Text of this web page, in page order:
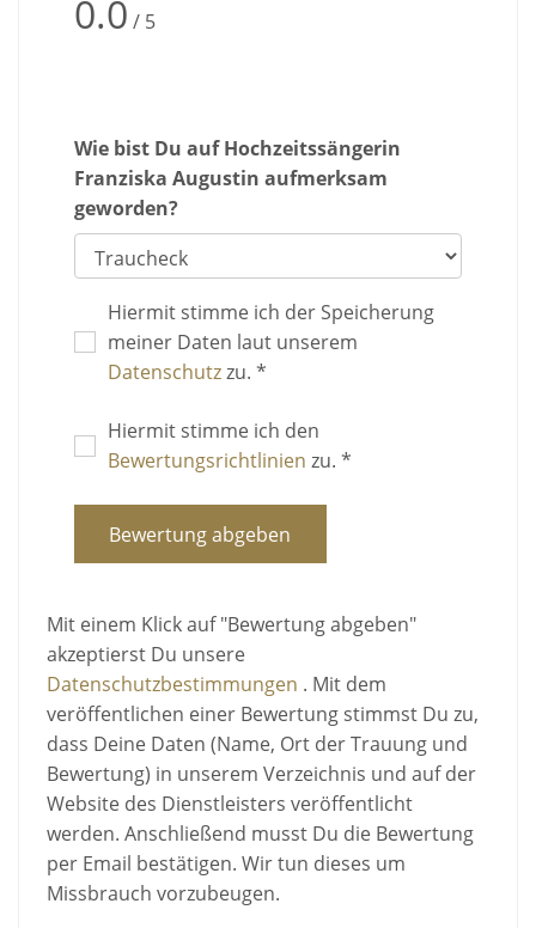
0.0 / 5
Wie bist Du auf Hochzeitssängerin
Franziska Augustin aufmerksam
geworden?
Hiermit stimme ich der Speicherung
meiner Daten laut unserem
Datenschutzzu. *
Hiermit stimme ich den
Bewertungsrichtlinien zu. *
Bewertung abgeben
Mit einem Klick auf "Bewertung abgeben"
akzeptierst Du unsere
Datenschutzbestimmungen . Mit dem
veröffentlichen einer Bewertung stimmst Du zu,
dass Deine Daten (Name, Ort der Trauung und
Bewertung) in unserem Verzeichnis und auf der
Website des Dienstleisters veröffentlicht
werden. Anschließend musst Du die Bewertung
per Email bestätigen. Wir tun dieses um
Missbrauch vorzubeugen.